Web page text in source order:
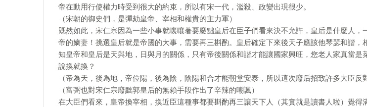
帝在動用行使權力時受到很大的約束，所以有宋一代，濫殺、政變出現很少。
（宋朝的御史們，是彈劾皇帝、宰相和權貴的主力軍）
既然如此，宋仁宗因為一些小事就嚷嚷著要廢黜皇后在臣子們看來決不允許，皇后是什麼人，
帝的嫡妻！挑選皇后就是帝國的大事，需要再三斟酌。皇后確定下來後天子應該他琴瑟和諧，
知皇帝和皇后是天與地，日與月的關係，只有帝後關係和諧才能讓國家興旺，您老人家真當是
說換就換？
（帝為天，後為地，帝位陽，後為陰，陰陽和合才能朝堂安泰，所以這次廢后招致許多大臣反
（富弼也對宋仁宗廢黜郭皇后的無賴手段作出了辛辣的嘲諷）
在大臣們看來，皇帝換宰相，換近臣這種事都要斟酌再三讓天下人（其實就是讀書人啦）覺得